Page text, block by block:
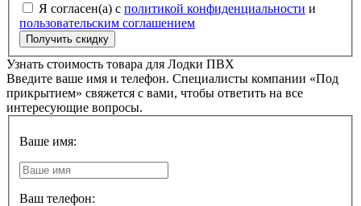
Я согласен(а) с политикой конфиденциальности и
пользовательским соглашением
Узнать стоимость товара для Лодки ПВХ
Введите ваше имя и телефон. Специалисты компании «Под
прикрытием» свяжется с вами, чтобы ответить на все
интересующие вопросы.
Ваше имя:
Ваш телефон: